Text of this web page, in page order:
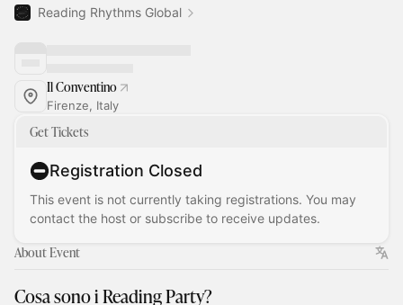
Reading Rhythms Global
Il Conventino
Firenze, Italy
Get Tickets
Registration Closed
This event is not currently taking registrations. You may
contact the host or subscribe to receive updates.
About Event
Cosa sono i Reading Party?